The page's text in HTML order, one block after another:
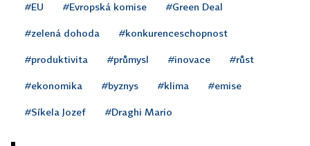
#EU #Evropská komise #Green Deal
#zelená dohoda #konkurenceschopnost
#produktivita #průmysl #inovace #růst
#ekonomika #byznys #klima #emise
#Síkela Jozef #Draghi Mario